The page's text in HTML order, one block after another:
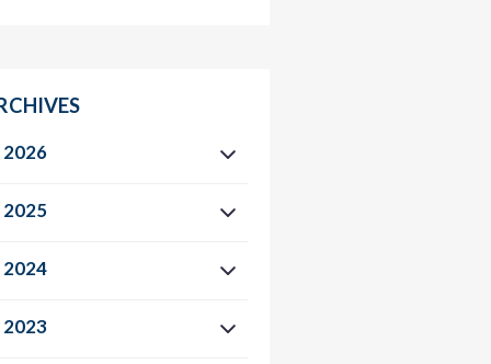
2026
2025
2024
2023